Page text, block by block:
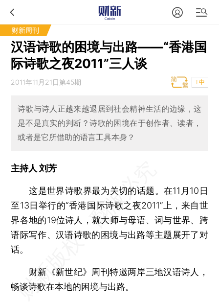
财新周刊
汉语诗歌的困境与出路——“香港国
际诗歌之夜2011”三人谈
2011年11月21日第45期 T中
诗歌与诗人正越来越退居到社会精神生活的边缘，这
是不是真实的判断？诗歌的困境在于创作者、读者，
或者是它所借助的语言工具本身？
主持人 刘芳
这是世界诗歌界最为关切的话题。在11月10日
至13日举行的“香港国际诗歌之夜2011”上，来自世
界各地的19位诗人，就大师与母语、词与世界、跨
语际写作、汉语诗歌的困境与出路等主题展开了对
话。
财新《新世纪》周刊特邀两岸三地汉语诗人，
畅谈诗歌在本地的困境与出路。